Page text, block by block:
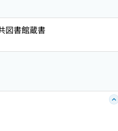
図書館蔵書